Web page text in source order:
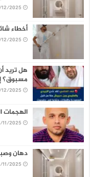
2025
أخطاء
2025
هل تريد
مسبوق؟
12/2025
الهجمات
11/2025
دهان وصباغ الدمام 2026 –
11/2025